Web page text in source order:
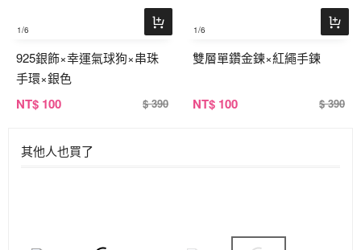
1/6
925銀飾×幸運氣球狗×串珠
手環×銀色
NT$ 100 $ 390
1/6
雙層單鑽金鍊×紅繩手鍊
NT$ 100 $ 390
其他人也買了